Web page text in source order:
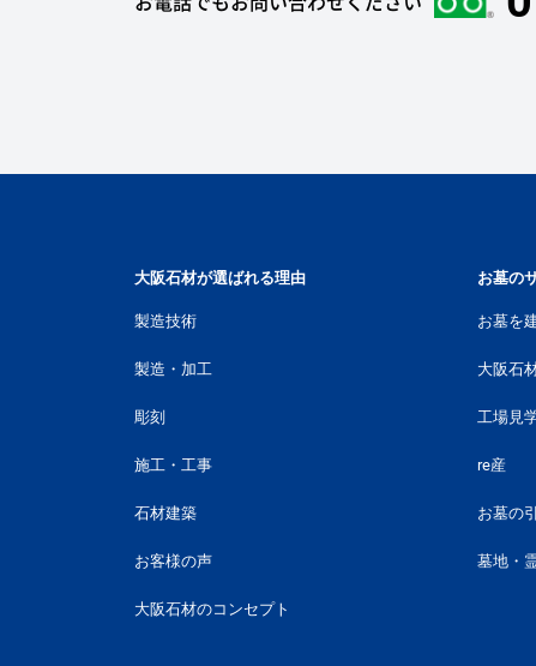
大阪石材が選ばれる理由
製造技術
製造・加工
彫刻
施工・工事
石材建築
お客様の声
大阪石材のコンセプト
お墓の
お墓を
大阪石
工場見
re産
お墓の
墓地・